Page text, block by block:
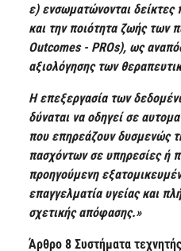
ε) ενσωματώνονται
και την ποιότητα ζωής των
Outcomes - PROs), ως
αξιολόγησης των
Η επεξεργασία των
δύναται να οδηγεί σε
που επηρεάζουν δυσμενώς
πασχόντων σε υπηρεσίες ή
προηγούμενη
επαγγελματία υγείας και
σχετικής απόφασης.»
Άρθρο 8 Συστήματα